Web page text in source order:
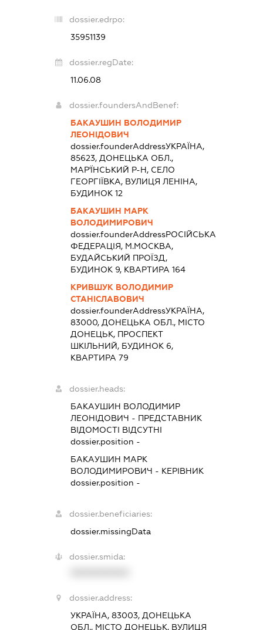
dossier.edrpo:
35951139
dossier.regDate:
11.06.08
dossier.foundersAndBenef:
БАКАУШИН ВОЛОДИМИР
ЛЕОНІДОВИЧ
dossier.founderAddressУКРАЇНА,
85623, ДОНЕЦЬКА ОБЛ.,
МАР'ЇНСЬКИЙ Р-Н, СЕЛО
ГЕОРГІЇВКА, ВУЛИЦЯ ЛЕНІНА,
БУДИНОК 12
БАКАУШИН МАРК
ВОЛОДИМИРОВИЧ
dossier.founderAddressРОСІЙСЬКА
ФЕДЕРАЦІЯ, М.МОСКВА,
БУДАЙСЬКИЙ ПРОЇЗД,
БУДИНОК 9, КВАРТИРА 164
КРИВШУК ВОЛОДИМИР
СТАНІСЛАВОВИЧ
dossier.founderAddressУКРАЇНА,
83000, ДОНЕЦЬКА ОБЛ., МІСТО
ДОНЕЦЬК, ПРОСПЕКТ
ШКІЛЬНИЙ, БУДИНОК 6,
КВАРТИРА 79
dossier.heads:
БАКАУШИН ВОЛОДИМИР
ЛЕОНІДОВИЧ - ПРЕДСТАВНИК
ВІДОМОСТІ ВІДСУТНІ
dossier.position -
БАКАУШИН МАРК
ВОЛОДИМИРОВИЧ - КЕРІВНИК
dossier.position -
dossier.beneficiaries:
dossier.missingData
dossier.smida:
dossier.address:
УКРАЇНА, 83003, ДОНЕЦЬКА
ОБЛ., МІСТО ДОНЕЦЬК, ВУЛИЦЯ